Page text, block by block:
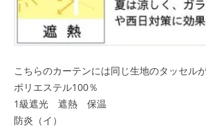
こちらのカーテンには同じ生地のタッセル
ポリエステル100％
1級遮光 遮熱 保温
防炎（イ）